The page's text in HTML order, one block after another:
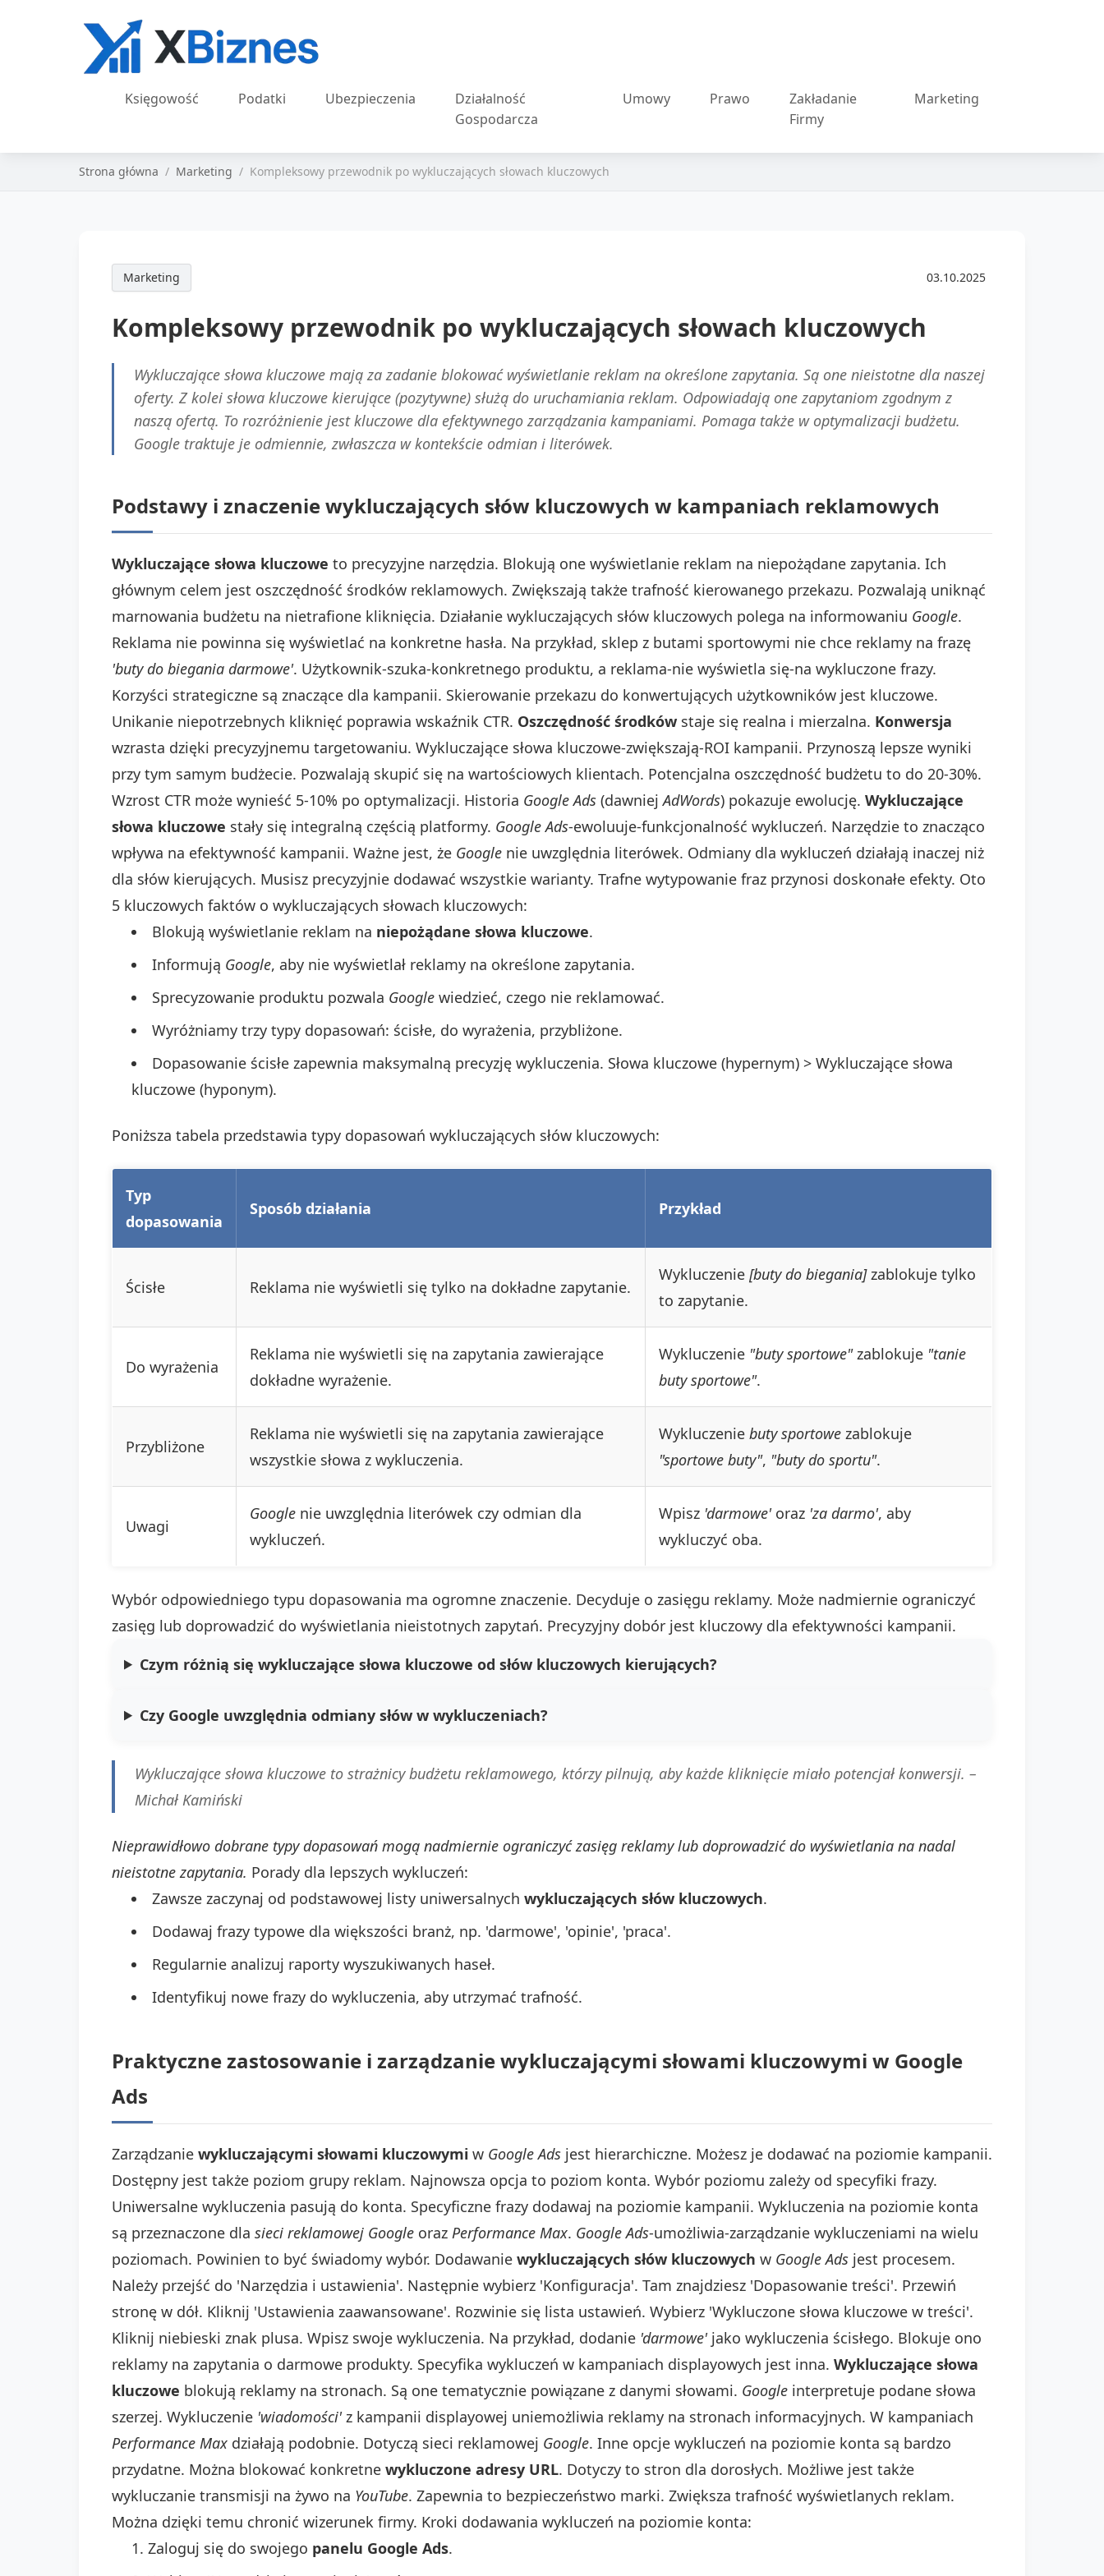
Księgowość Podatki Ubezpieczenia
Działalność
Gospodarcza
Umowy Prawo
Zakładanie
Firmy
Marketing
Strona główna Marketing Kompleksowy przewodnik po wykluczających słowach kluczowych
Marketing 03.10.2025
Kompleksowy przewodnik po wykluczających słowach kluczowych
Wykluczające słowa kluczowe mają za zadanie blokować wyświetlanie reklam na określone zapytania. Są one nieistotne dla naszej
oferty. Z kolei słowa kluczowe kierujące (pozytywne) służą do uruchamiania reklam. Odpowiadają one zapytaniom zgodnym z
naszą ofertą. To rozróżnienie jest kluczowe dla efektywnego zarządzania kampaniami. Pomaga także w optymalizacji budżetu.
Google traktuje je odmiennie, zwłaszcza w kontekście odmian i literówek.
Podstawy i znaczenie wykluczających słów kluczowych w kampaniach reklamowych
Wykluczające słowa kluczowe to precyzyjne narzędzia. Blokują one wyświetlanie reklam na niepożądane zapytania. Ich
głównym celem jest oszczędność środków reklamowych. Zwiększają także trafność kierowanego przekazu. Pozwalają uniknąć
marnowania budżetu na nietrafione kliknięcia. Działanie wykluczających słów kluczowych polega na informowaniu Google.
Reklama nie powinna się wyświetlać na konkretne hasła. Na przykład, sklep z butami sportowymi nie chce reklamy na frazę
'buty do biegania darmowe'. Użytkownik-szuka-konkretnego produktu, a reklama-nie wyświetla się-na wykluczone frazy.
Korzyści strategiczne są znaczące dla kampanii. Skierowanie przekazu do konwertujących użytkowników jest kluczowe.
Unikanie niepotrzebnych kliknięć poprawia wskaźnik CTR. Oszczędność środków staje się realna i mierzalna. Konwersja
wzrasta dzięki precyzyjnemu targetowaniu. Wykluczające słowa kluczowe-zwiększają-ROI kampanii. Przynoszą lepsze wyniki
przy tym samym budżecie. Pozwalają skupić się na wartościowych klientach. Potencjalna oszczędność budżetu to do 20-30%.
Wzrost CTR może wynieść 5-10% po optymalizacji. Historia Google Ads (dawniejAdWords) pokazuje ewolucję. Wykluczające
słowa kluczowe stały się integralną częścią platformy. Google Ads-ewoluuje-funkcjonalność wykluczeń. Narzędzie to znacząco
wpływa na efektywność kampanii. Ważne jest, że Google nie uwzględnia literówek. Odmiany dla wykluczeń działają inaczej niż
dla słów kierujących. Musisz precyzyjnie dodawać wszystkie warianty. Trafne wytypowanie fraz przynosi doskonałe efekty. Oto
5 kluczowych faktów o wykluczających słowach kluczowych:
Blokują wyświetlanie reklam na niepożądane słowa kluczowe.
Informują Google, aby nie wyświetlał reklamy na określone zapytania.
Sprecyzowanie produktu pozwala Google wiedzieć, czego nie reklamować.
Wyróżniamy trzy typy dopasowań: ścisłe, do wyrażenia, przybliżone.
Dopasowanie ścisłe zapewnia maksymalną precyzję wykluczenia. Słowa kluczowe (hypernym) > Wykluczające słowa
kluczowe (hyponym).
Poniższa tabela przedstawia typy dopasowań wykluczających słów kluczowych:
Typ
dopasowania
Sposób działania Przykład
Ścisłe Reklama nie wyświetli się tylko na dokładne zapytanie.
Wykluczenie [buty do biegania]zablokuje tylko
to zapytanie.
Do wyrażenia
Reklama nie wyświetli się na zapytania zawierające
dokładne wyrażenie.
Wykluczenie "buty sportowe"zablokuje "tanie
buty sportowe".
Przybliżone
Reklama nie wyświetli się na zapytania zawierające
wszystkie słowa z wykluczenia.
Wykluczenie buty sportowe zablokuje
"sportowe buty", "buty do sportu".
Uwagi
Google nie uwzględnia literówek czy odmian dla
wykluczeń.
Wpisz 'darmowe'oraz 'za darmo', aby
wykluczyć oba.
Wybór odpowiedniego typu dopasowania ma ogromne znaczenie. Decyduje o zasięgu reklamy. Może nadmiernie ograniczyć
zasięg lub doprowadzić do wyświetlania nieistotnych zapytań. Precyzyjny dobór jest kluczowy dla efektywności kampanii.
Czym różnią się wykluczające słowa kluczowe od słów kluczowych kierujących?
Czy Google uwzględnia odmiany słów w wykluczeniach?
Wykluczające słowa kluczowe to strażnicy budżetu reklamowego, którzy pilnują, aby każde kliknięcie miało potencjał konwersji. –
Michał Kamiński
Nieprawidłowo dobrane typy dopasowań mogą nadmiernie ograniczyć zasięg reklamy lub doprowadzić do wyświetlania na nadal
nieistotne zapytania. Porady dla lepszych wykluczeń:
Zawsze zaczynaj od podstawowej listy uniwersalnych wykluczających słów kluczowych.
Dodawaj frazy typowe dla większości branż, np. 'darmowe', 'opinie', 'praca'.
Regularnie analizuj raporty wyszukiwanych haseł.
Identyfikuj nowe frazy do wykluczenia, aby utrzymać trafność.
Praktyczne zastosowanie i zarządzanie wykluczającymi słowami kluczowymi w Google
Ads
Zarządzanie wykluczającymi słowami kluczowymi w Google Ads jest hierarchiczne. Możesz je dodawać na poziomie kampanii.
Dostępny jest także poziom grupy reklam. Najnowsza opcja to poziom konta. Wybór poziomu zależy od specyfiki frazy.
Uniwersalne wykluczenia pasują do konta. Specyficzne frazy dodawaj na poziomie kampanii. Wykluczenia na poziomie konta
są przeznaczone dla sieci reklamowej Google oraz Performance Max. Google Ads-umożliwia-zarządzanie wykluczeniami na wielu
poziomach. Powinien to być świadomy wybór. Dodawanie wykluczających słów kluczowych w Google Ads jest procesem.
Należy przejść do 'Narzędzia i ustawienia'. Następnie wybierz 'Konfiguracja'. Tam znajdziesz 'Dopasowanie treści'. Przewiń
stronę w dół. Kliknij 'Ustawienia zaawansowane'. Rozwinie się lista ustawień. Wybierz 'Wykluczone słowa kluczowe w treści'.
Kliknij niebieski znak plusa. Wpisz swoje wykluczenia. Na przykład, dodanie 'darmowe'jako wykluczenia ścisłego. Blokuje ono
reklamy na zapytania o darmowe produkty. Specyfika wykluczeń w kampaniach displayowych jest inna. Wykluczające słowa
kluczowe blokują reklamy na stronach. Są one tematycznie powiązane z danymi słowami. Google interpretuje podane słowa
szerzej. Wykluczenie 'wiadomości'z kampanii displayowej uniemożliwia reklamy na stronach informacyjnych. W kampaniach
Performance Max działają podobnie. Dotyczą sieci reklamowej Google. Inne opcje wykluczeń na poziomie konta są bardzo
przydatne. Można blokować konkretne wykluczone adresy URL. Dotyczy to stron dla dorosłych. Możliwe jest także
wykluczanie transmisji na żywo na YouTube. Zapewnia to bezpieczeństwo marki. Zwiększa trafność wyświetlanych reklam.
Można dzięki temu chronić wizerunek firmy. Kroki dodawania wykluczeń na poziomie konta:
Zaloguj się do swojego panelu Google Ads.